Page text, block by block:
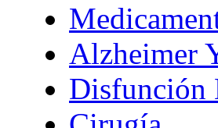
Alzheimer
Disfunción